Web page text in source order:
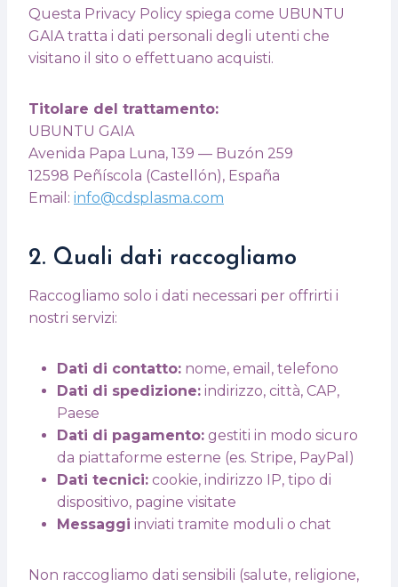
Questa Privacy Policy spiega come UBUNTU
GAIA tratta i dati personali degli utenti che
visitano il sito o effettuano acquisti.
Titolare del trattamento:
UBUNTU GAIA
Avenida Papa Luna, 139 — Buzón 259
12598 Peñíscola (Castellón), España
Email: info@cdsplasma.com
2. Quali dati raccogliamo
Raccogliamo solo i dati necessari per offrirti i
nostri servizi:
Dati di contatto: nome, email, telefono
Dati di spedizione: indirizzo, città, CAP,
Paese
Dati di pagamento: gestiti in modo sicuro
da piattaforme esterne (es. Stripe, PayPal)
Dati tecnici: cookie, indirizzo IP, tipo di
dispositivo, pagine visitate
Messaggi inviati tramite moduli o chat
Non raccogliamo dati sensibili (salute, religione,